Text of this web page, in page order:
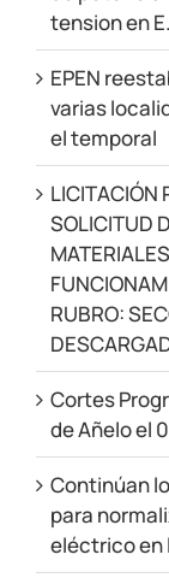
tension en
EPEN
varias
el temporal
LICITACIÓN
SOLICITUD
RUBRO:
Cortes
de Añelo el
Continúan
para
eléctrico en